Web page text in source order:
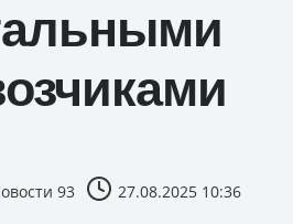
93 27.08.2025 10:36